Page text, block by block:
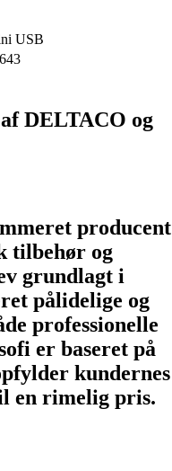
USB
DELTACO og
producent
tilbehør og
grundlagt i
pålidelige og
professionelle
er baseret på
kundernes
en rimelig pris.